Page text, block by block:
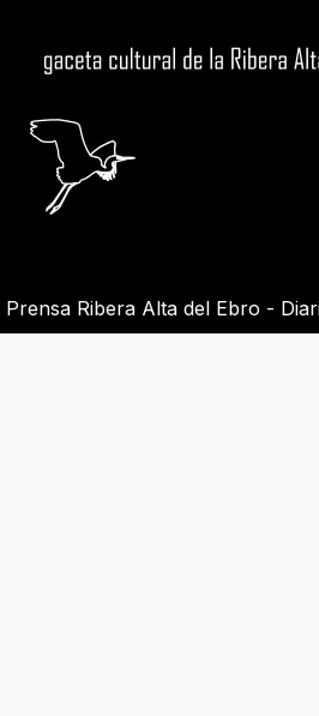
Prensa Ribera Alta del Ebro -
Ebro